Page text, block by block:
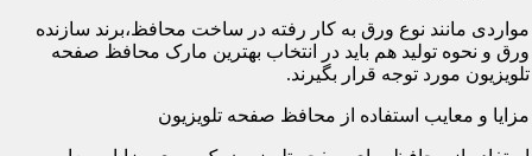
مواردی مانند نوع ورق به کار رفته در ساخت محافظ،برند سازنده
ورق و نحوه تولید هم باید در انتخاب بهترین مارک محافظ صفحه
تلویزیون مورد توجه قرار بگیرند.
مزایا و معایب استفاده از محافظ صفحه تلویزیون